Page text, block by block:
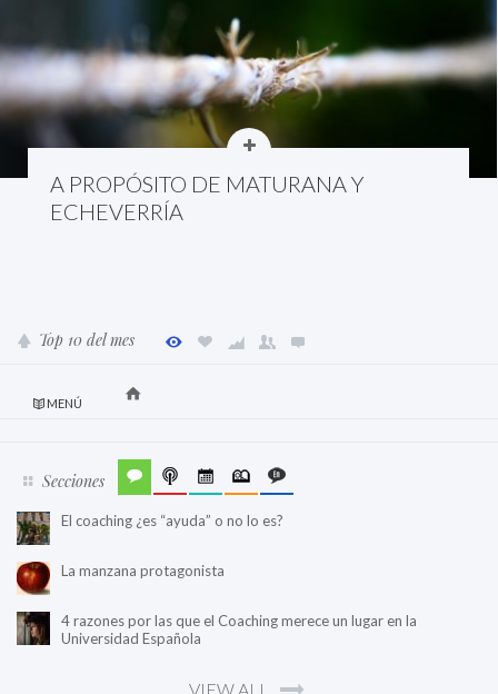
A PROPÓSITO DE MATURANA Y
ECHEVERRÍA
Top 10 del mes
MENÚ
Secciones
El coaching ¿es “ayuda” o no lo es?
La manzana protagonista
4 razones por las que el Coaching merece un lugar en la
Universidad Española
VIEW ALL